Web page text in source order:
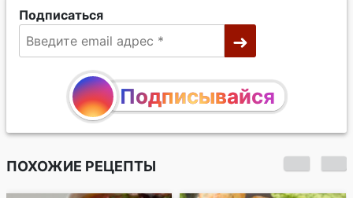
Подписаться
Подписывайся
ПОХОЖИЕ РЕЦЕПТЫ